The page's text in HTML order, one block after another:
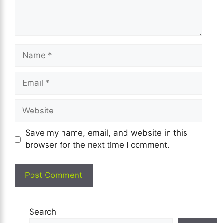
Name
Email
Website
Save my name, email, and website in this
browser for the next time I comment.
Search